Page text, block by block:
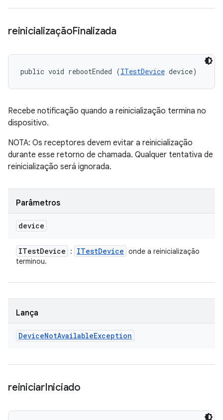
reinicializaçãoFinalizada
public void rebootEnded (ITestDevice device)
Recebe notificação quando a reinicialização termina no
dispositivo.
NOTA: Os receptores devem evitar a reinicialização
durante esse retorno de chamada. Qualquer tentativa de
reinicialização será ignorada.
Parâmetros
device
ITestDevice : ITestDevice onde a reinicialização
terminou.
Lança
DeviceNotAvailableException
reiniciarIniciado